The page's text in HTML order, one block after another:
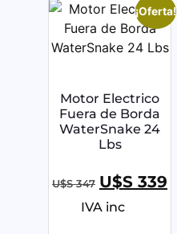
¡Oferta!
Motor Electrico
Fuera de Borda
WaterSnake 24
Lbs
U$S347 U$S 339
IVA inc